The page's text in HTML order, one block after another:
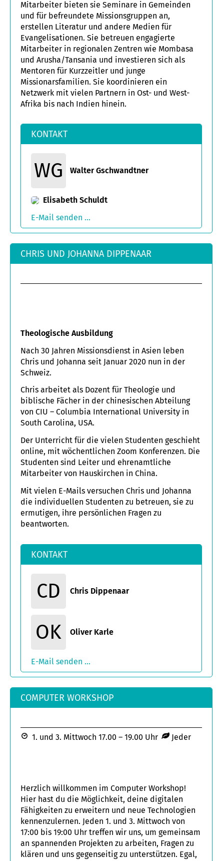
Mitarbeiter bieten sie Seminare in Gemeinden
und für befreundete Missionsgruppen an,
erstellen Literatur und andere Medien für
Evangelisationen. Sie betreuen engagierte
Mitarbeiter in regionalen Zentren wie Mombasa
und Arusha/Tansania und investieren sich als
Mentoren für Kurzzeitler und junge
Missionarsfamilien. Sie koordinieren ein
Netzwerk mit vielen Partnern in Ost- und West-
Afrika bis nach Indien hinein.
KONTAKT
WG Walter Gschwandtner
Elisabeth Schuldt
E-Mail senden ...
CHRIS UND JOHANNA DIPPENAAR
Theologische Ausbildung
Nach 30 Jahren Missionsdienst in Asien leben
Chris und Johanna seit Januar 2020 nun in der
Schweiz.
Chris arbeitet als Dozent für Theologie und
biblische Fächer in der chinesischen Abteilung
von CIU – Columbia International University in
South Carolina, USA.
Der Unterricht für die vielen Studenten geschieht
online, mit wöchentlichen Zoom Konferenzen. Die
Studenten sind Leiter und ehrenamtliche
Mitarbeiter von Hauskirchen in China.
Mit vielen E-Mails versuchen Chris und Johanna
die individuellen Studenten zu betreuen, sie zu
ermutigen, ihre persönlichen Fragen zu
beantworten.
KONTAKT
CD Chris Dippenaar
OK Oliver Karle
E-Mail senden ...
COMPUTER WORKSHOP
Herzlich willkommen im Computer Workshop!
Hier hast du die Möglichkeit, deine digitalen
Fähigkeiten zu erweitern und neue Technologien
kennenzulernen. Jeden 1. und 3. Mittwoch von
17:00 bis 19:00 Uhr treffen wir uns, um gemeinsam
an spannenden Projekten zu arbeiten, Fragen zu
klären und uns gegenseitig zu unterstützen. Egal,
1. und 3. Mittwoch 17.00 – 19.00 Uhr Jeder